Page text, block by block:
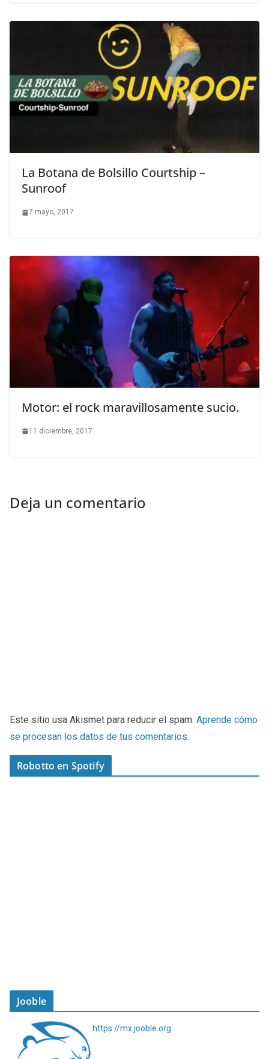
La Botana de Bolsillo Courtship –
Sunroof
7 mayo, 2017
Motor: el rock maravillosamente sucio.
11 diciembre, 2017
Deja un comentario
Este sitio usa Akismet para reducir el spam. Aprende cómo
se procesan los datos de tus comentarios.
Robotto en Spotify
Jooble
https://mx.jooble.org